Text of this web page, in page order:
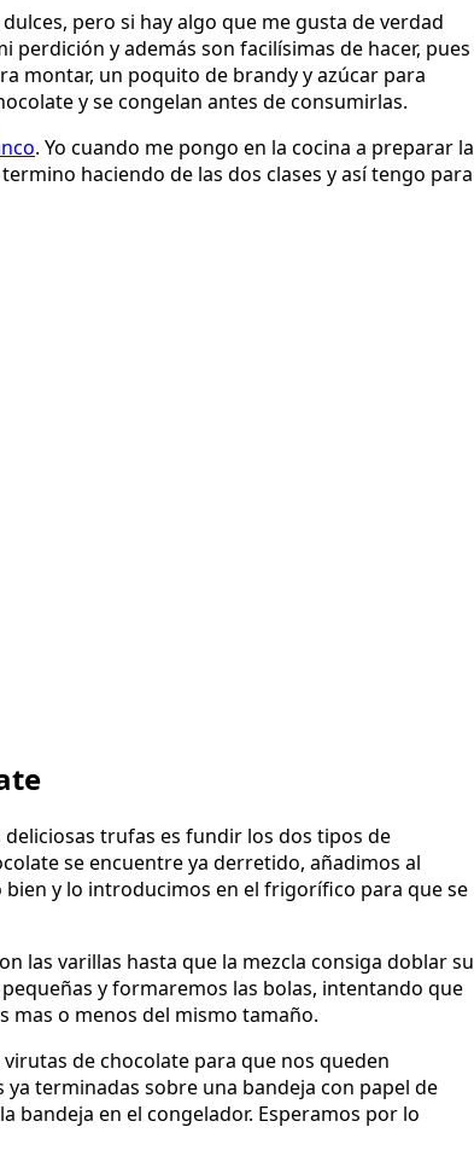
pero si hay algo que me gusta de verdad
perdición y además son facilísimas de hacer, pues
montar, un poquito de brandy y azúcar para
y se congelan antes de consumirlas.
. Yo cuando me pongo en la cocina a preparar la
haciendo de las dos clases y así tengo para
trufas es fundir los dos tipos de
se encuentre ya derretido, añadimos al
bien y lo introducimos en el frigorífico para que se
las varillas hasta que la mezcla consiga doblar su
y formaremos las bolas, intentando que
mas o menos del mismo tamaño.
de chocolate para que nos queden
terminadas sobre una bandeja con papel de
bandeja en el congelador. Esperamos por lo